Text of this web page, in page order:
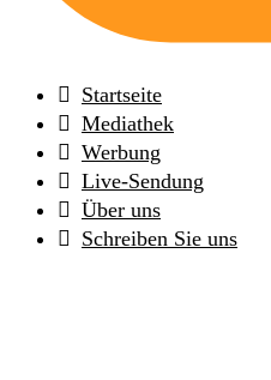
Startseite
Mediathek
Werbung
Live-Sendung
Über uns
Schreiben Sie uns